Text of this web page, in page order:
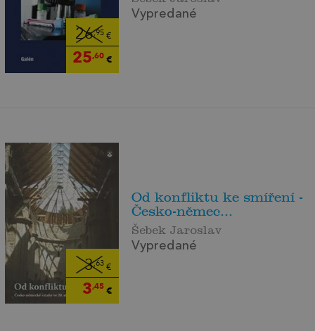
26,95€
25,60€
Vypredané
3,63€
3,45€
Od konfliktu ke smíření -
Česko-němec...
Šebek Jaroslav
Vypredané